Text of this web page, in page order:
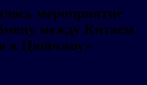
мероприятие
между Китаем
в Цюйчжоу»